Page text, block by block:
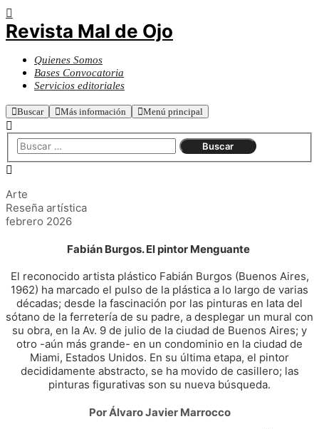
Revista Mal de Ojo
Quienes Somos
Bases Convocatoria
Servicios editoriales
Buscar Más información Menú principal
Arte
Reseña artística
febrero 2026
Fabián Burgos. El pintor Menguante
El reconocido artista plástico Fabián Burgos (Buenos Aires,
1962) ha marcado el pulso de la plástica a lo largo de varias
décadas; desde la fascinación por las pinturas en lata del
sótano de la ferretería de su padre, a desplegar un mural con
su obra, en la Av. 9 de julio de la ciudad de Buenos Aires; y
otro -aún más grande- en un condominio en la ciudad de
Miami, Estados Unidos. En su última etapa, el pintor
decididamente abstracto, se ha movido de casillero; las
pinturas figurativas son su nueva búsqueda.
Por Álvaro Javier Marrocco